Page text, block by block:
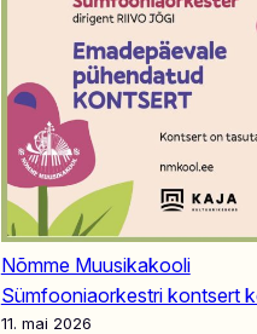
Nõmme Muusikakooli
Sümfooniaorkestri kontsert
11. mai 2026